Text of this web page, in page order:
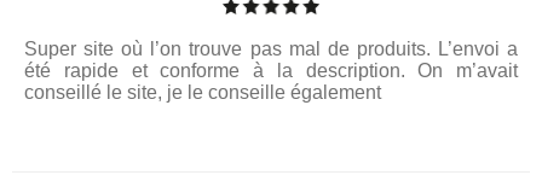
Super site où l’on trouve pas mal de produits. L’envoi a
été rapide et conforme à la description. On m’avait
conseillé le site, je le conseille également